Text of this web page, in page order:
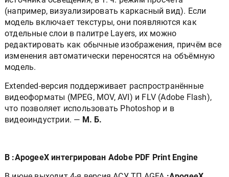
(например, визуализировать каркасный вид). Если
модель включает текстуры, они появляются как
отдельные слои в палитре Layers, их можно
редактировать как обычные изображения, причём все
изменения автоматически переносятся на объёмную
модель.
Extended-версия поддерживает распространённые
видеоформаты (MPEG, MOV, AVI) и FLV (Adobe Flash),
что позволяет использовать Photoshop и в
видеоиндустрии. —М. Б.
В :ApogeeX интегрирован Adobe PDF Print Engine
В июне выходит 4-я версия АСУ ТП AGFA
:ApogeeX